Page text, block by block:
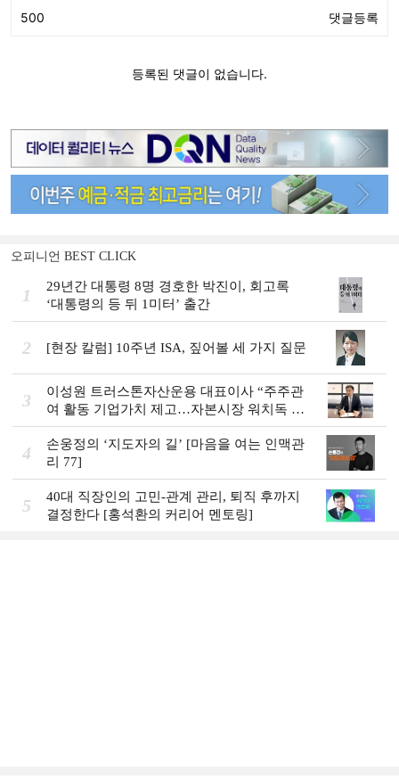
오피니언 BEST CLICK
1
29년간 대통령 8명 경호한 박진이, 회고록
‘대통령의 등 뒤 1미터’ 출간
2 [현장 칼럼] 10주년 ISA, 짚어볼 세 가지 질문
3
이성원 트러스톤자산운용 대표이사 “주주관
여 활동 기업가치 제고…자본시장 워치독 역
할”
4
손웅정의 ‘지도자의 길’ [마음을 여는 인맥관
리 77]
5
40대 직장인의 고민-관계 관리, 퇴직 후까지
결정한다 [홍석환의 커리어 멘토링]